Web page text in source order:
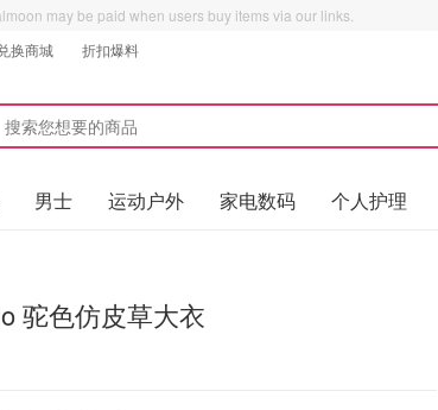
may be paid when users buy items via our links.
兑换商城 折扣爆料
男士 运动户外 家电数码 个人护理
Atillio 驼色仿皮草大衣